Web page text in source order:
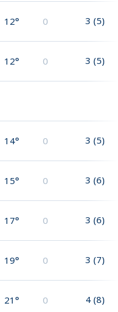
12° 0 3 (5)
12° 0 3 (5)
14° 0 3 (5)
15° 0 3 (6)
17° 0 3 (6)
19° 0 3 (7)
21° 0 4 (8)